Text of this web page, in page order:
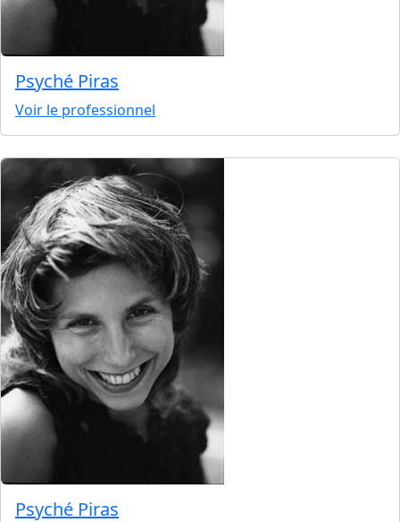
Psyché Piras
Voir le professionnel
Psyché Piras